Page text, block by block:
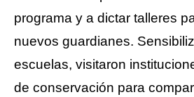
programa y a dictar talleres
nuevos guardianes.
escuelas, visitaron
de conservación para